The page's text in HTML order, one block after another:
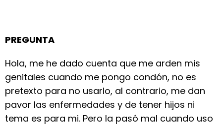
PREGUNTA
Hola, me he dado cuenta que me arden mis
genitales cuando me pongo condón, no es
pretexto para no usarlo, al contrario, me dan
pavor las enfermedades y de tener hijos ni
tema es para mi. Pero la pasó mal cuando uso